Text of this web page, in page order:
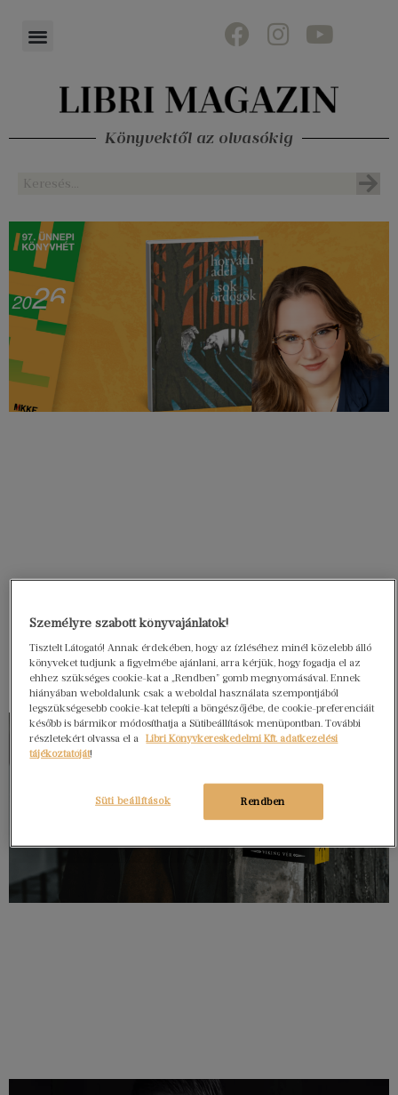
Könyvektől az olvasókig
Személyre szabott könyvajánlatok!
Tisztelt Látogató! Annak érdekében, hogy az ízléséhez minél közelebb álló
könyveket tudjunk a figyelmébe ajánlani, arra kérjük, hogy fogadja el az
ehhez szükséges cookie-kat a „Rendben” gomb megnyomásával. Ennek
hiányában weboldalunk csak a weboldal használata szempontjából
legszükségesebb cookie-kat telepíti a böngészőjébe, de cookie-preferenciáit
később is bármikor módosíthatja a Sütibeállítások menüpontban. További
részletekért olvassa el a
Libri Könyvkereskedelmi Kft. adatkezelési
tájékoztatóját!
Rendben
Süti beállítások